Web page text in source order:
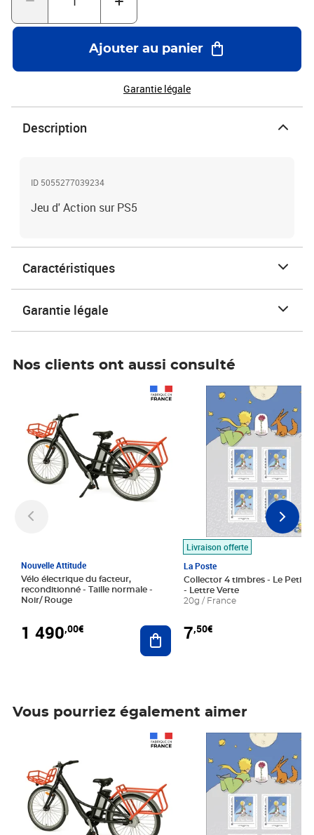
Ajouter au panier
Garantie légale
Description
ID 5055277039234
Jeu d' Action sur PS5
Caractéristiques
Garantie légale
Nos clients ont aussi consulté
Nouvelle Attitude
Vélo électrique du facteur,
reconditionné - Taille normale -
Noir/ Rouge
1 490,00€ Ajouter au panier
Livraison offerte
La Poste
Collector 4 timbres - Le Petit
- Lettre Verte
20g / France
7,50€
Prix 7,50€
Vous pourriez également aimer
Prix 7,50€